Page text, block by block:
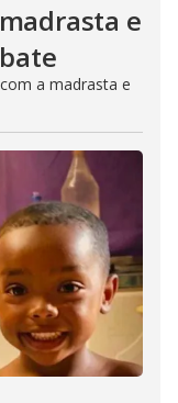
e
a madrasta e